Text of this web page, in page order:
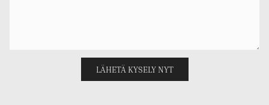
LÄHETÄ KYSELY NYT